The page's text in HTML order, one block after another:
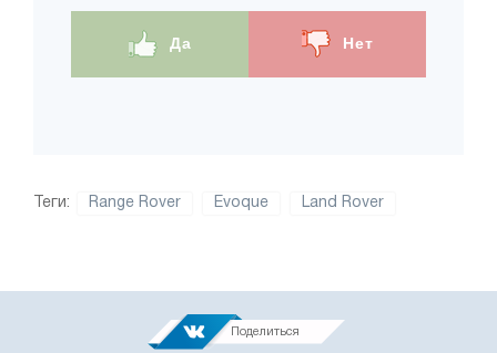
Да Нет
Теги: Range Rover Evoque Land Rover
Поделиться